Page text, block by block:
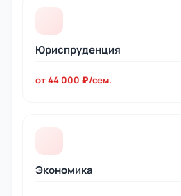
Юриспруденция
от 44 000 ₽/сем.
Экономика